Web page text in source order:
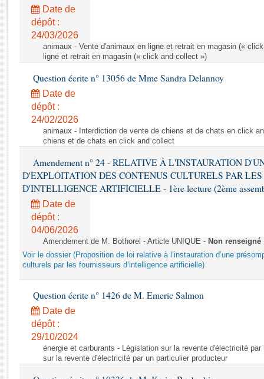
Rapports législatifs
Rapports sur l'application des lois
Baromètre de l’application des lois
Dossiers législatifs
Budget et sécurité sociale
Questions écrites et orales
Comptes rendus des débats
Date de
dépôt :
24/03/2026
animaux - Vente d'animaux en ligne et retrait en magasin («
ligne et retrait en magasin (« click and collect »)
Question écrite n° 13056 de Mme Sandra Delannoy
Date de
dépôt :
24/02/2026
animaux - Interdiction de vente de chiens et de chats en click
chiens et de chats en click and collect
Amendement n° 24 - RELATIVE À L'INSTAURATION
D'EXPLOITATION DES CONTENUS CULTURELS PAR LES
D'INTELLIGENCE ARTIFICIELLE - 1ère lecture (2ème
Date de
dépôt :
04/06/2026
Amendement de M. Bothorel - Article UNIQUE - Non renseigné
Voir le dossier (Proposition de loi relative à l’instauration d’une
culturels par les fournisseurs d’intelligence artificielle)
Question écrite n° 1426 de M. Emeric Salmon
Date de
dépôt :
29/10/2024
énergie et carburants - Législation sur la revente d'électricité
sur la revente d'électricité par un particulier producteur